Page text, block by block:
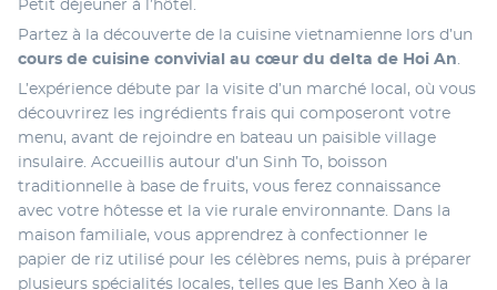
Petit déjeuner à l’hôtel.
cours de cuisine convivial au cœur du delta de Hoi An
L’expérience débute par la visite d’un marché local, où vous
découvrirez les ingrédients frais qui composeront votre
menu, avant de rejoindre en bateau un paisible village
insulaire. Accueillis autour d’un Sinh To, boisson
traditionnelle à base de fruits, vous ferez connaissance
avec votre hôtesse et la vie rurale environnante. Dans la
maison familiale, vous apprendrez à confectionner le
papier de riz utilisé pour les célèbres nems, puis à préparer
plusieurs spécialités locales, telles que les Banh Xeo à la